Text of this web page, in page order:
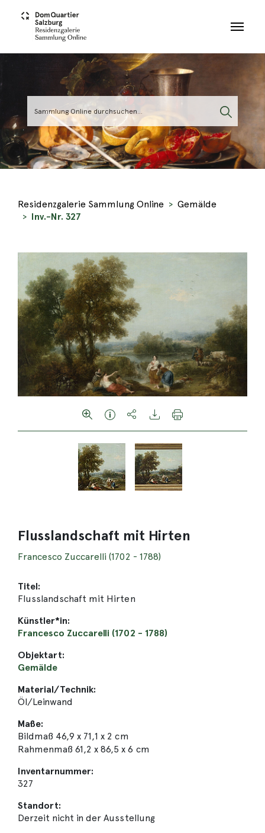
Residenzgalerie Sammlung Online
Gemälde
Inv.-Nr. 327
Flusslandschaft mit Hirten
Francesco Zuccarelli (1702 - 1788)
Titel:
Flusslandschaft mit Hirten
Künstler*in:
Francesco Zuccarelli (1702 - 1788)
Objektart:
Gemälde
Material/Technik:
Öl/Leinwand
Maße:
Bildmaß 46,9 x 71,1 x 2 cm
Rahmenmaß 61,2 x 86,5 x 6 cm
Inventarnummer:
327
Standort:
Derzeit nicht in der Ausstellung